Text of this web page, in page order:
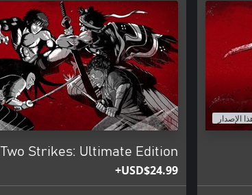
الإصدار
Two Strikes: Ultimate Edition
USD$24.99+